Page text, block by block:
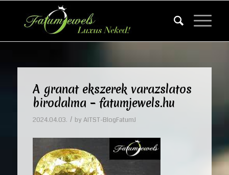
A granat ekszerek varazslatos
birodalma – fatumjewels.hu
2024.04.03. / by AITST-BlogFatumJ